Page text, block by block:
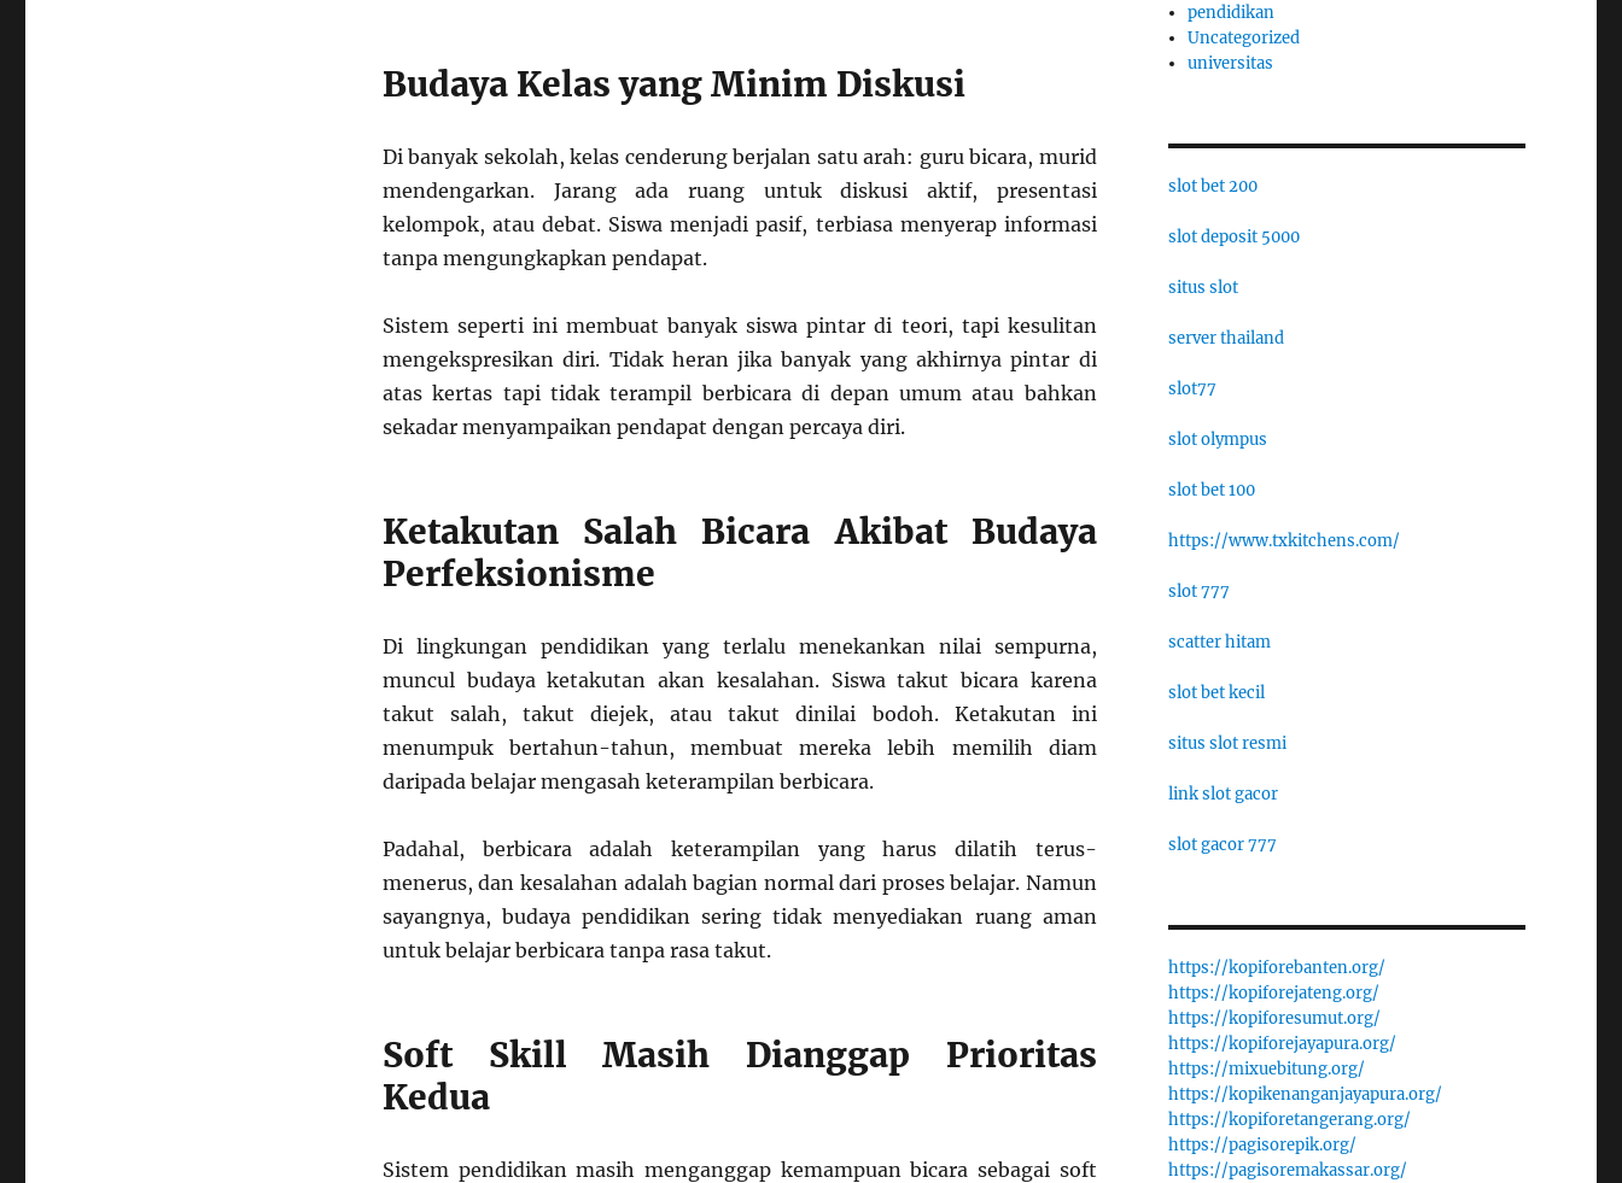
Budaya Kelas yang Minim Diskusi
Di banyak sekolah, kelas cenderung berjalan satu arah: guru bicara, murid
mendengarkan. Jarang ada ruang untuk diskusi aktif, presentasi
kelompok, atau debat. Siswa menjadi pasif, terbiasa menyerap informasi
tanpa mengungkapkan pendapat.
Sistem seperti ini membuat banyak siswa pintar di teori, tapi kesulitan
mengekspresikan diri. Tidak heran jika banyak yang akhirnya pintar di
atas kertas tapi tidak terampil berbicara di depan umum atau bahkan
sekadar menyampaikan pendapat dengan percaya diri.
Ketakutan Salah Bicara Akibat Budaya
Perfeksionisme
Di lingkungan pendidikan yang terlalu menekankan nilai sempurna,
muncul budaya ketakutan akan kesalahan. Siswa takut bicara karena
takut salah, takut diejek, atau takut dinilai bodoh. Ketakutan ini
menumpuk bertahun-tahun, membuat mereka lebih memilih diam
daripada belajar mengasah keterampilan berbicara.
Padahal, berbicara adalah keterampilan yang harus dilatih terus-
menerus, dan kesalahan adalah bagian normal dari proses belajar. Namun
sayangnya, budaya pendidikan sering tidak menyediakan ruang aman
untuk belajar berbicara tanpa rasa takut.
Soft Skill Masih Dianggap Prioritas
Kedua
Sistem pendidikan masih menganggap kemampuan bicara sebagai soft
pendidikan
Uncategorized
universitas
slot bet 200
slot deposit 5000
situs slot
server thailand
slot77
slot olympus
slot bet 100
https://www.txkitchens.com/
slot 777
scatter hitam
slot bet kecil
situs slot resmi
link slot gacor
slot gacor 777
https://kopiforebanten.org/
https://kopiforejateng.org/
https://kopiforesumut.org/
https://kopiforejayapura.org/
https://mixuebitung.org/
https://kopikenanganjayapura.org/
https://kopiforetangerang.org/
https://pagisorepik.org/
https://pagisoremakassar.org/